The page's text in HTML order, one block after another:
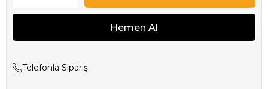
Telefonla Sipariş